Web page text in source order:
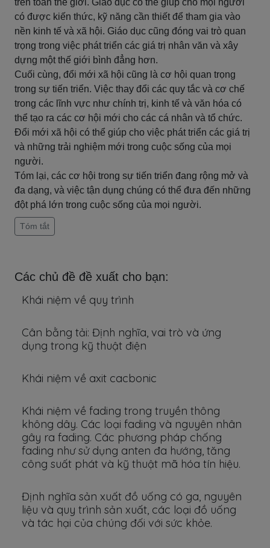
trên toàn thế giới. Giáo dục có thể giúp cho mọi người
có được kiến thức, kỹ năng cần thiết để tham gia vào
nền kinh tế và xã hội. Giáo dục cũng đóng vai trò quan
trọng trong việc phát triển các giá trị nhân văn và xây
dựng một thế giới bình đẳng hơn.
Cuối cùng, đổi mới xã hội cũng là cơ hội quan trọng
trong sự tiến triển. Việc thay đổi các quy tắc và cơ chế
trong các lĩnh vực như chính trị, kinh tế và văn hóa có
thể tạo ra các cơ hội mới cho các cá nhân và tổ chức.
Đổi mới xã hội có thể giúp cho việc phát triển các giá trị
và những trải nghiệm mới trong cuộc sống của mọi
người.
Tóm lại, các cơ hội trong sự tiến triển đang rộng mở và
đa dạng, và việc tận dụng chúng có thể đưa đến những
đột phá lớn trong cuộc sống của mọi người.
Tóm tắt
Các chủ đề đề xuất cho bạn:
Khái niệm về quy trình
Cân bằng tải: Định nghĩa, vai trò và ứng
dụng trong kỹ thuật điện
Khái niệm về axit cacbonic
Khái niệm về fading trong truyền thông
không dây. Các loại fading và nguyên nhân
gây ra fading. Các phương pháp chống
fading như sử dụng anten đa hướng, tăng
công suất phát và kỹ thuật mã hóa tín hiệu.
Định nghĩa sản xuất đồ uống có ga, nguyên
liệu và quy trình sản xuất, các loại đồ uống
và tác hại của chúng đối với sức khỏe.